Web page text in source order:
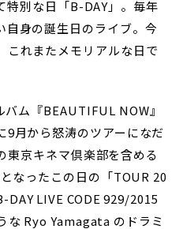
特別な日「B-DAY」。毎年
自身の誕生日のライブ。今
これまたメモリアルな日で
ム『BEAUTIFUL NOW』
9月から怒涛のツアーになだ
京キネマ倶楽部を含める
なったこの日の「TOUR 20
LIVE CODE 929/2015
な Ryo Yamagata のドラミ